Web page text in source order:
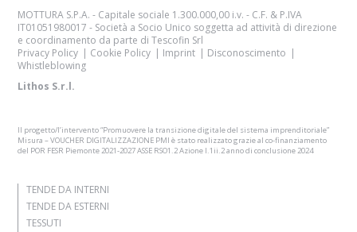
MOTTURA S.P.A. - Capitale sociale 1.300.000,00 i.v. - C.F. & P.IVA
IT01051980017 - Società a Socio Unico soggetta ad attività di direzione
e coordinamento da parte di Tescofin Srl
Privacy Policy
Cookie Policy Imprint
Disconoscimento
Whistleblowing
Lithos S.r.l.
Il progetto/l’intervento “Promuovere la transizione digitale del sistema imprenditoriale”
Misura – VOUCHER DIGITALIZZAZIONE PMI è stato realizzato grazie al co-finanziamento
del POR FESR Piemonte 2021-2027 ASSE RSO1.2 Azione I.1ii.2 anno di conclusione 2024
TENDE DA INTERNI
TENDE DA ESTERNI
TESSUTI